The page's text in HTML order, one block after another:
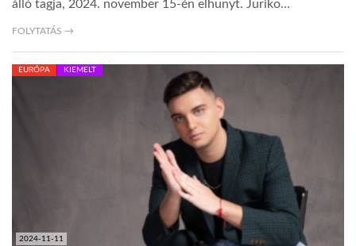
álló tagja, 2024. november 15-én elhunyt. Juriko…
FOLYTATÁS →
2024-11-11
EURÓPA KIEMELT